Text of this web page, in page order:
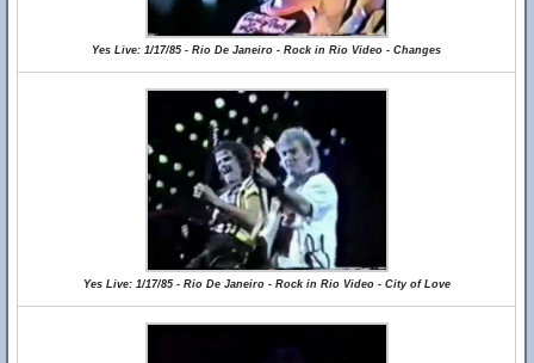
Yes Live: 1/17/85 - Rio De Janeiro - Rock in Rio Video - Changes
Yes Live: 1/17/85 - Rio De Janeiro - Rock in Rio Video - City of Love